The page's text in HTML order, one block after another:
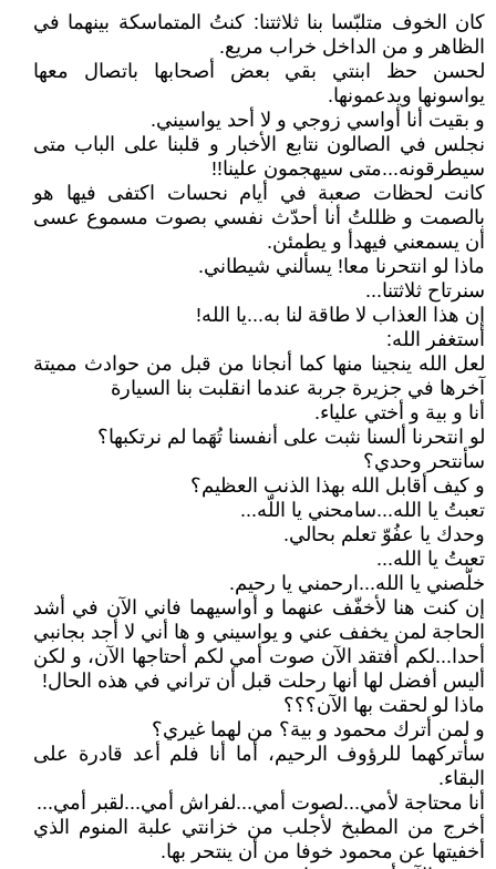
كان الخوف متلبّسا بنا ثلاثتنا: كنتُ المتماسكة بينهما في
الظاهر و من الداخل خراب مريع.
لحسن حظ ابنتي بقي بعض أصحابها باتصال معها
يواسونها ويدعمونها.
و بقيت أنا أواسي زوجي و لا أحد يواسيني.
نجلس في الصالون نتابع الأخبار و قلبنا على الباب متى
سيطرقونه...متى سيهجمون علينا!!
كانت لحظات صعبة في أيام نحسات اكتفى فيها هو
بالصمت و ظللتُ أنا أحدّث نفسي بصوت مسموع عسى
أن يسمعني فيهدأ و يطمئن.
ماذا لو انتحرنا معا! يسألني شيطاني.
سنرتاح ثلاثتنا...
إن هذا العذاب لا طاقة لنا به...يا الله!
أستغفر الله:
لعل الله ينجينا منها كما أنجانا من قبل من حوادث مميتة
آخرها في جزيرة جربة عندما انقلبت بنا السيارة
أنا و بية و أختي علياء.
لو انتحرنا ألسنا نثبت على أنفسنا تُهَما لم نرتكبها؟
سأنتحر وحدي؟
و كيف أقابل الله بهذا الذنب العظيم؟
تعبتُ يا الله...سامحني يا اللّه...
وحدك يا عفُوّ تعلم بحالي.
تعبتُ يا الله...
خلّصني يا الله...ارحمني يا رحيم.
إن كنت هنا لأخفّف عنهما و أواسيهما فاني الآن في أشد
الحاجة لمن يخفف عني و يواسيني و ها أني لا أجد بجانبي
أحدا...لكم أفتقد الآن صوت أمي لكم أحتاجها الآن، و لكن
أليس أفضل لها أنها رحلت قبل أن تراني في هذه الحال!
ماذا لو لحقت بها الآن؟؟؟
و لمن أترك محمود و بية؟ من لهما غيري؟
سأتركهما للرؤوف الرحيم، أما أنا فلم أعد قادرة على
البقاء.
أنا محتاجة لأمي...لصوت أمي...لفراش أمي...لقبر أمي...
أخرج من المطبخ لأجلب من خزانتي علبة المنوم الذي
أخفيتها عن محمود خوفا من أن ينتحر بها.